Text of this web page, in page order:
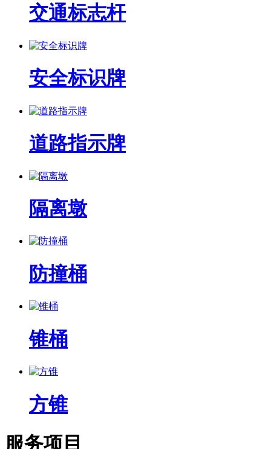
交通标志杆
安全标识牌
道路指示牌
隔离墩
防撞桶
锥桶
方锥
服务项目